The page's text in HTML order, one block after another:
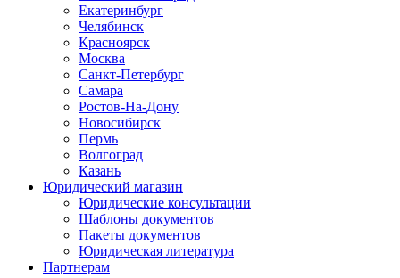
Екатеринбург
Челябинск
Красноярск
Москва
Санкт-Петербург
Самара
Ростов-На-Дону
Новосибирск
Пермь
Волгоград
Казань
Юридический магазин
Юридические консультации
Шаблоны документов
Пакеты документов
Юридическая литература
Партнерам